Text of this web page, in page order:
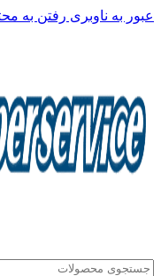
عبور به ناوبری رفتن به